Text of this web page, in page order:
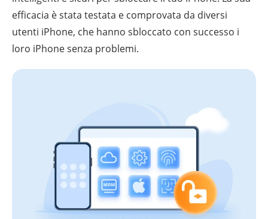
efficacia è stata testata e comprovata da diversi
utenti iPhone, che hanno sbloccato con successo i
loro iPhone senza problemi.